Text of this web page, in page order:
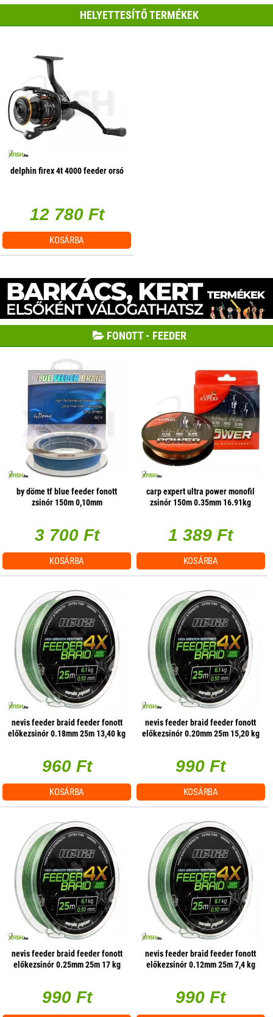
HELYETTESÍTŐ TERMÉKEK
delphin firex 4t 4000 feeder orsó
12 780 Ft
KOSÁRBA
FONOTT - FEEDER
by döme tf blue feeder fonott
zsinór 150m 0,10mm
3 700 Ft
KOSÁRBA
carp expert ultra power monofil
zsinór 150m 0.35mm 16.91kg
1 389 Ft
KOSÁRBA
nevis feeder braid feeder fonott
előkezsinór 0.18mm 25m 13,40 kg
960 Ft
KOSÁRBA
nevis feeder braid feeder fonott
előkezsinór 0.20mm 25m 15,20 kg
990 Ft
KOSÁRBA
nevis feeder braid feeder fonott
előkezsinór 0.25mm 25m 17 kg
990 Ft
nevis feeder braid feeder fonott
előkezsinór 0.12mm 25m 7,4 kg
990 Ft